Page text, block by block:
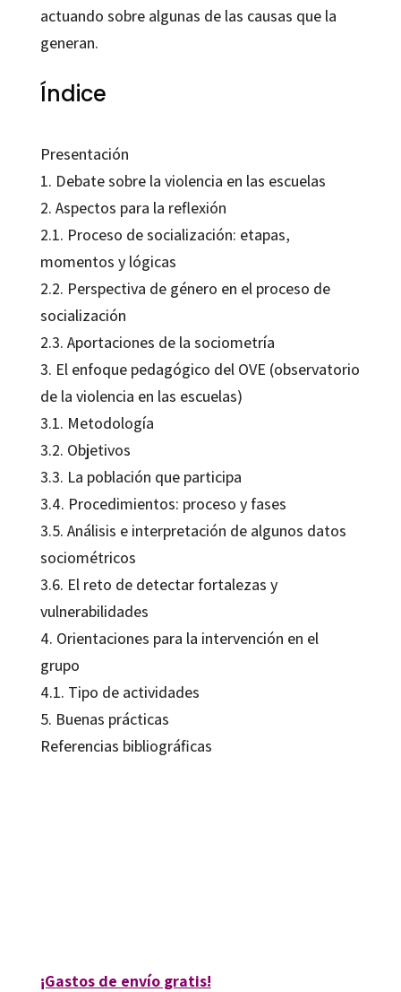
actuando sobre algunas de las causas que la
generan.
Índice
Presentación
1. Debate sobre la violencia en las escuelas
2. Aspectos para la reflexión
2.1. Proceso de socialización: etapas,
momentos y lógicas
2.2. Perspectiva de género en el proceso de
socialización
2.3. Aportaciones de la sociometría
3. El enfoque pedagógico del OVE (observatorio
de la violencia en las escuelas)
3.1. Metodología
3.2. Objetivos
3.3. La población que participa
3.4. Procedimientos: proceso y fases
3.5. Análisis e interpretación de algunos datos
sociométricos
3.6. El reto de detectar fortalezas y
vulnerabilidades
4. Orientaciones para la intervención en el
grupo
4.1. Tipo de actividades
5. Buenas prácticas
Referencias bibliográficas
¡Gastos de envío gratis!